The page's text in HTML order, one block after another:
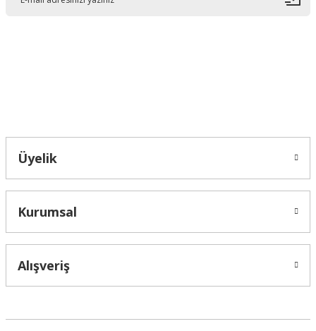
Üyelik
Kurumsal
Alışveriş